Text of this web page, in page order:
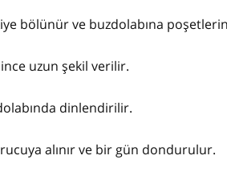
bölünür ve buzdolabına
uzun şekil verilir.
dinlendirilir.
alınır ve bir gün dondurulur.